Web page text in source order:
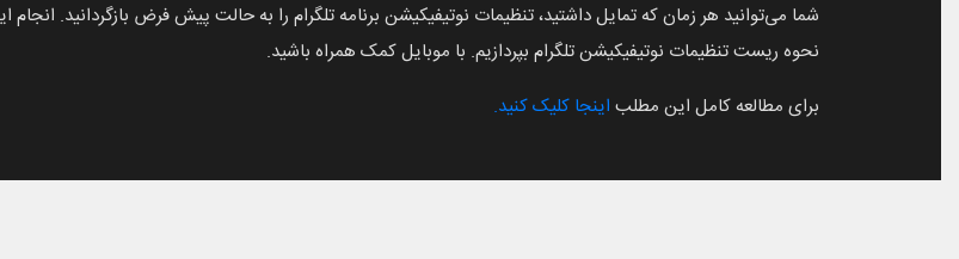
شما می‌توانید هر زمان که تمایل داشتید، تنظیمات نوتیفیکیشن برنامه تلگرام را به حالت پیش فرض بازگردانید.
نحوه ریست تنظیمات نوتیفیکیشن تلگرام بپردازیم. با موبایل کمک همراه باشید.
برای مطالعه کامل این مطلب اینجا کلیک کنید.